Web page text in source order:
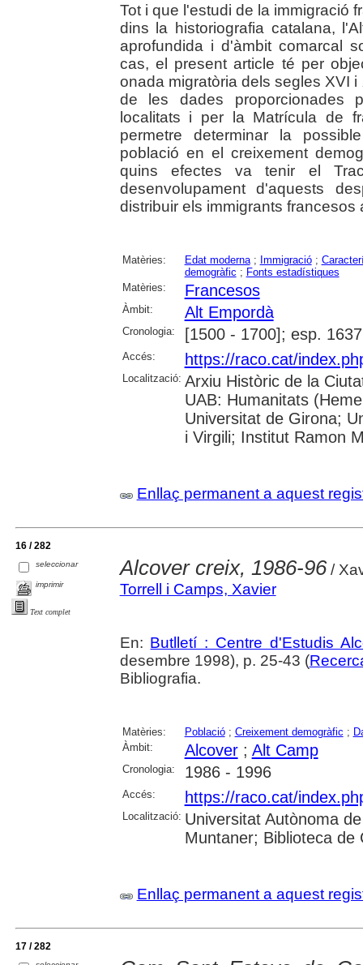
Tot i que l'estudi de la immigració
dins la historiografia catalana,
aprofundida i d'àmbit comarcal
cas, el present article té per
onada migratòria dels segles XVI
de les dades proporcionades
localitats i per la Matrícula de
permetre determinar la
població en el creixement
quins efectes va tenir el
desenvolupament d'aquests
distribuir els immigrants francesos
Matèries: Edat moderna; Immigració;
demogràfic ; Fonts estadístiques
Matèries:
Francesos
Àmbit: Alt Empordà
Cronologia: [1500 - 1700]; esp. 1637
Accés: https://raco.cat/
Localització: Arxiu Històric de la
UAB: Humanitats
Universitat de Girona;
i Virgili; Institut Ramon
Enllaç permanent a aquest
16 / 282
seleccionar
imprimir
Text complet
Alcover creix, 1986-96/
Torrell i Camps, Xavier
En: Butlletí : Centre d'Estudis
desembre 1998), p. 25-43 (
Bibliografia.
Matèries: Població; Creixement demogràfic ;
Àmbit:
Alcover; Alt Camp
Cronologia: 1986 - 1996
Accés: https://raco.cat/
Localització: Universitat Autònoma
Muntaner; Biblioteca de
Enllaç permanent a aquest
17 / 282